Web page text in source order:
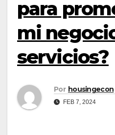
para
mi
servicios?
Por housingecon
FEB 7, 2024